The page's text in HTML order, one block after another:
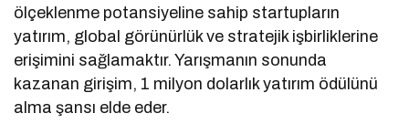
ölçeklenme potansiyeline sahip startupların
yatırım, global görünürlük ve stratejik işbirliklerine
erişimini sağlamaktır. Yarışmanın sonunda
kazanan girişim, 1 milyon dolarlık yatırım ödülünü
alma şansı elde eder.